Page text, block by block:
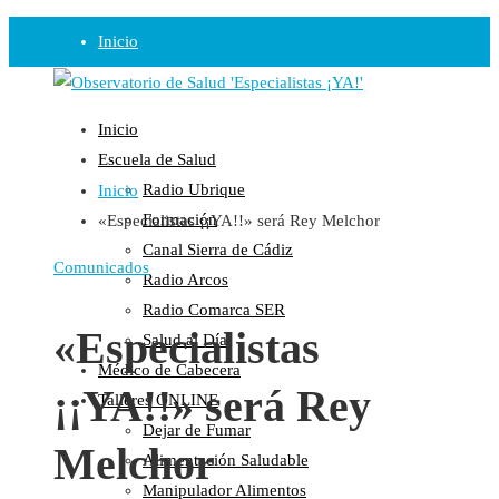
Inicio
Observatorio
Opinión
Radio
Guadalinfo Salud
Radio Guadalete
COPE Pontevedra
Salud en Radio Ubrique
Salud en Verano
Plataforma
Manifiestos
Comunicados
En nuestra Web
Inicio
Escuela de Salud
Radio Ubrique
Formación
Canal Sierra de Cádiz
Radio Arcos
Radio Comarca SER
Salud al Día
Médico de Cabecera
Talleres ONLINE
Dejar de Fumar
Alimentación Saludable
Manipulador Alimentos
Inicio
«Especialistas ¡¡YA!!» será Rey Melchor
Comunicados
«Especialistas
¡¡YA!!» será Rey
Melchor